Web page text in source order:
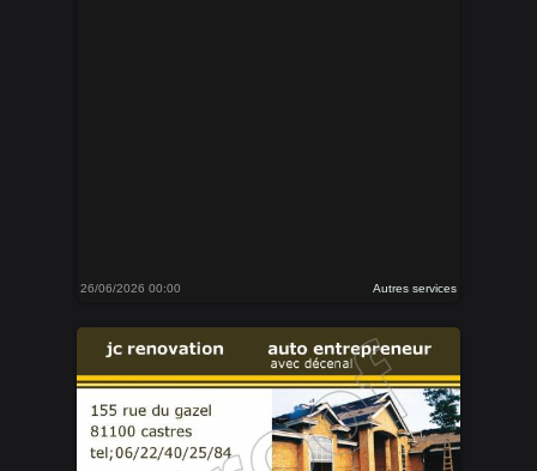
26/06/2026 00:00 Autres services